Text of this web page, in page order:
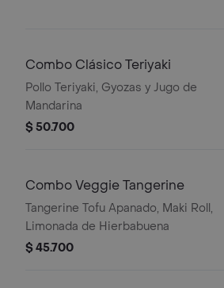
Combo Clásico Teriyaki
Pollo Teriyaki, Gyozas y Jugo de
Mandarina
$ 50.700
Combo Veggie Tangerine
Tangerine Tofu Apanado, Maki Roll,
Limonada de Hierbabuena
$ 45.700